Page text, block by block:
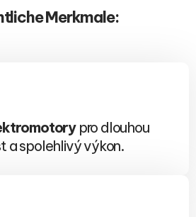
Merkmale:
pro dlouhou
a spolehlivý výkon.